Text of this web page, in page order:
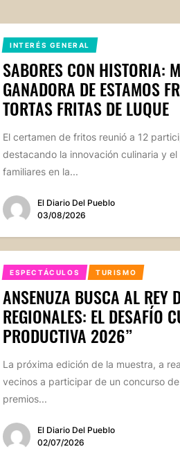
INTERÉS GENERAL
SABORES CON HISTORIA:
GANADORA DE ESTAMOS
TORTAS FRITAS DE LUQUE
El certamen de fritos reunió a 12
destacando la innovación culinaria y
familiares en la...
El Diario Del Pueblo
03/08/2026
ESPECTÁCULOS TURISMO
ANSENUZA BUSCA AL REY
REGIONALES: EL DESAFÍO
PRODUCTIVA 2026”
La próxima edición de la muestra, a
vecinos a participar de un concurso
premios...
El Diario Del Pueblo
02/07/2026